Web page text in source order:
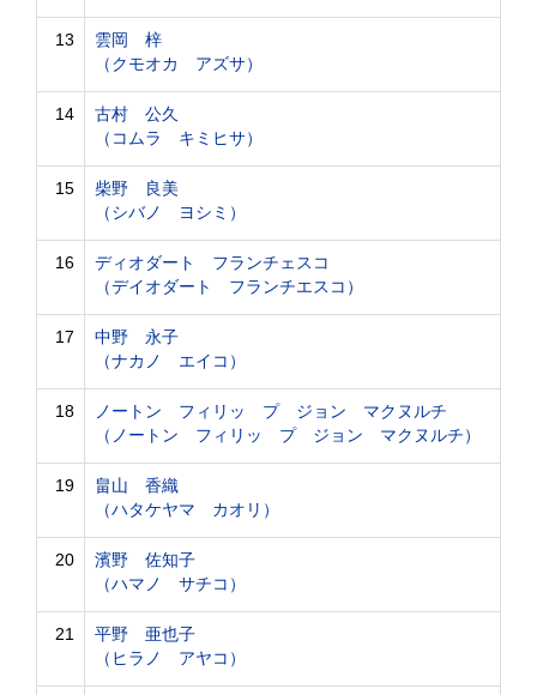
13
雲岡 梓
（クモオカ アズサ）
14
古村 公久
（コムラ キミヒサ）
15
柴野 良美
（シバノ ヨシミ）
16
ディオダート フランチェスコ
（デイオダート フランチエスコ）
17
中野 永子
（ナカノ エイコ）
18
ノートン フィリッ プ ジョン マクヌルチ
（ノートン フィリッ プ ジョン マクヌルチ）
19
畠山 香織
（ハタケヤマ カオリ）
20
濱野 佐知子
（ハマノ サチコ）
21
平野 亜也子
（ヒラノ アヤコ）